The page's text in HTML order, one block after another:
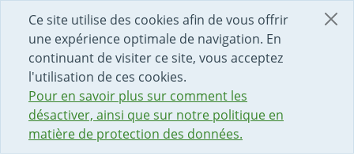
Ce site utilise des cookies afin de vous offrir
une expérience optimale de navigation. En
continuant de visiter ce site, vous acceptez
l'utilisation de ces cookies.
Pour en savoir plus sur comment les
désactiver, ainsi que sur notre politique en
matière de protection des données.
DÉBUT DU CONTENU DE LA PAGE
ACCÈS AU CHAMP DE RECHERCHE
PAGE D'ACCUEIL
FORMULAIRE DE CONTACT